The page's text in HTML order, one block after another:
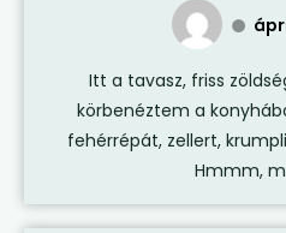
Itt a tavasz, friss
körbenéztem a
fehérrépát, zellert,
Hmmm,